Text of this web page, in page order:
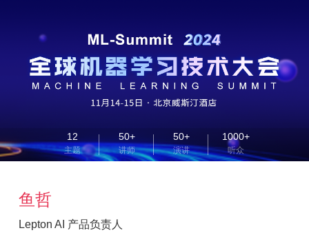
12
主题
50+
讲师
50+
演讲
1000+
听众
鱼哲
Lepton AI 产品负责人